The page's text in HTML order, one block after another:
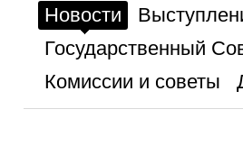
Новости
Государственный
Комиссии и советы